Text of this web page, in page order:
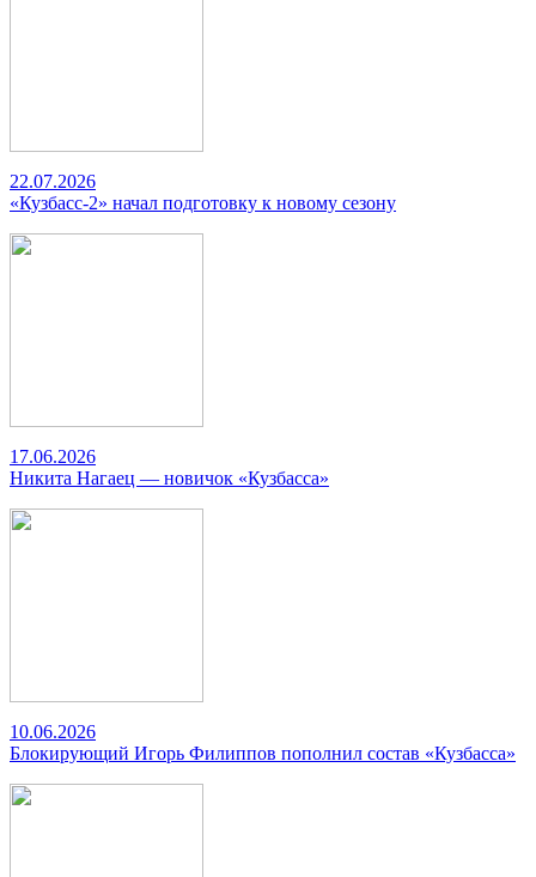
22.07.2026
«Кузбасс-2» начал подготовку к новому сезону
17.06.2026
Никита Нагаец — новичок «Кузбасса»
10.06.2026
Блокирующий Игорь Филиппов пополнил состав «Кузбасса»